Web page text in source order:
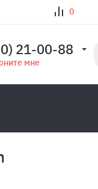
0
21-00-88
мне